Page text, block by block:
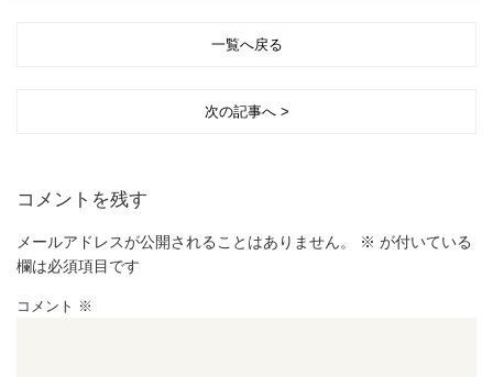
一覧へ戻る
次の記事へ >
コメントを残す
メールアドレスが公開されることはありません。 ※ が付いている
欄は必須項目です
コメント ※